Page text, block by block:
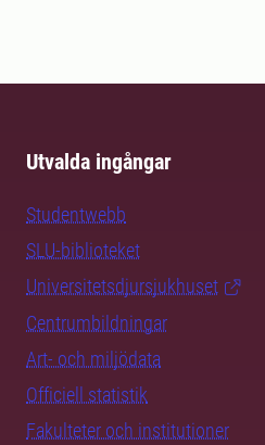
Utvalda ingångar
Studentwebb
SLU-biblioteket
Universitetsdjursjukhuset
Centrumbildningar
Art- och miljödata
Officiell statistik
Fakulteter och institutioner